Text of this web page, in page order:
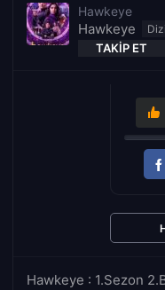
Hawkeye
Hawkeye
TAKIP ET
Hawkeye : 1.Sezon